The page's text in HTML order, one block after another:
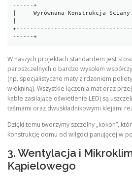
------+
|     Wyrównana Konstrukcja Ściany
W naszych projektach standardem jest
paroszczelnych o bardzo wysokim
(np. specjalistyczne maty z rdzeniem
włókniną). Wszystkie łączenia mat oraz
kable zasilające oświetlenie LED) są
taśmami oraz dwuskładnikowymi klejami
Dzięki temu tworzymy szczelny „kokon”,
konstrukcję domu od wilgoci panującej w
3. Wentylacja i
Kąpielowego